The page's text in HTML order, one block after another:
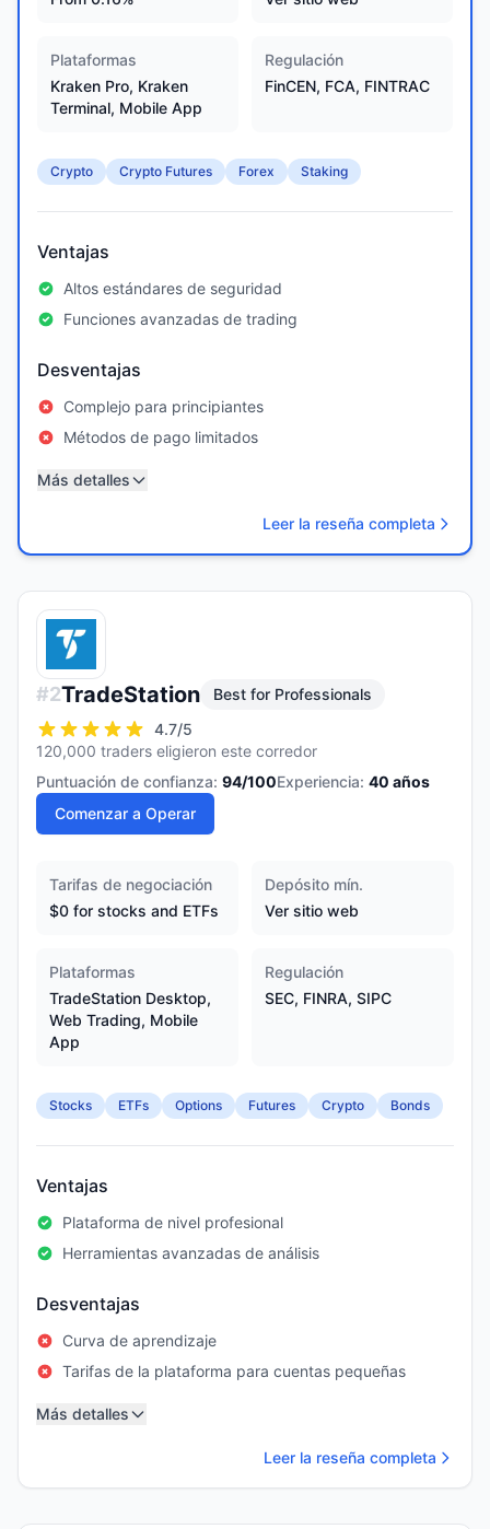
Plataformas
Kraken Pro, Kraken
Terminal, Mobile App
Regulación
FinCEN, FCA, FINTRAC
Crypto Crypto Futures Forex Staking
Ventajas
Altos estándares de seguridad
Funciones avanzadas de trading
Desventajas
Complejo para principiantes
Métodos de pago limitados
Más detalles
Leer la reseña completa
#2TradeStation
Best for Professionals
4.7/5
120,000 traders eligieron este corredor
Puntuación de confianza: 94/100Experiencia: 40 años
Comenzar a Operar
Tarifas de negociación
$0 for stocks and ETFs
Depósito mín.
Ver sitio web
Plataformas
TradeStation Desktop,
Web Trading, Mobile
App
Regulación
SEC, FINRA, SIPC
Stocks ETFs Options Futures Crypto Bonds
Ventajas
Plataforma de nivel profesional
Herramientas avanzadas de análisis
Desventajas
Curva de aprendizaje
Tarifas de la plataforma para cuentas pequeñas
Más detalles
Leer la reseña completa